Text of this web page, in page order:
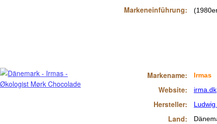
Markeneinführung:
Markename:
Website:
Hersteller:
Land:
Irmas
irma.dk